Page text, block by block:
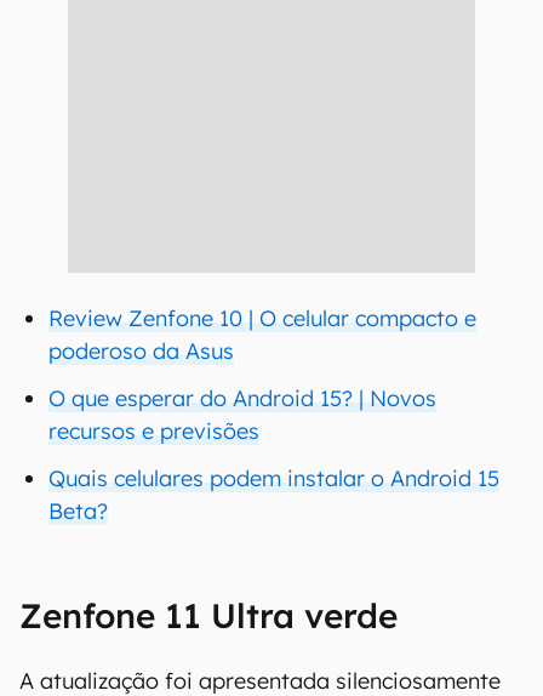
Review Zenfone 10 | O celular compacto e
poderoso da Asus
O que esperar do Android 15? | Novos
recursos e previsões
Quais celulares podem instalar o Android 15
Beta?
Zenfone 11 Ultra verde
A atualização foi apresentada silenciosamente